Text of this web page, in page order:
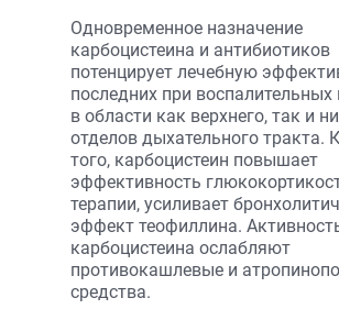
Одновременное назначение
карбоцистеина и антибиотиков
потенцирует лечебную
последних при воспалительных
в области как верхнего, так и
отделов дыхательного тракта.
того, карбоцистеин повышает
эффективность
терапии, усиливает
эффект теофиллина.
карбоцистеина ослабляют
противокашлевые и
средства.